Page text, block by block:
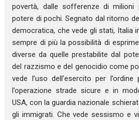
povertà, dalle sofferenze di
potere di pochi. Segnato dal ritorno
democratica, che vede gli stati, Italia
sempre di più la possibilità di
diverse da quelle prestabilite dal
del razzismo e del genocidio come
vede l’uso dell’esercito per
l’operazione strade sicure e in
USA, con la guardia nazionale
gli immigrati. Che vede sessismo e